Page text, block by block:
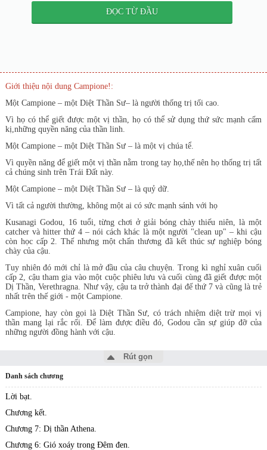
ĐỌC TỪ ĐẦU
Giới thiệu nội dung Campione!:
Một Campione – một Diệt Thần Sư– là người thống trị tối cao.
Vì họ có thể giết được một vị thần, họ có thể sử dụng thứ sức mạnh cấm
kị,những quyền năng của thần linh.
Một Campione – một Diệt Thần Sư – là một vị chúa tể.
Vì quyền năng để giết một vị thần nằm trong tay họ,thế nên họ thống trị tất
cả chúng sinh trên Trái Đất này.
Một Campione – một Diệt Thần Sư – là quỷ dữ.
Vì tất cả người thường, không một ai có sức mạnh sánh với họ
Kusanagi Godou, 16 tuổi, từng chơi ở giải bóng chày thiếu niên, là một
catcher và hitter thứ 4 – nói cách khác là một người "clean up" – khi cậu
còn học cấp 2. Thế nhưng một chấn thương đã kết thúc sự nghiệp bóng
chày của cậu.
Tuy nhiên đó mới chỉ là mở đầu của câu chuyện. Trong kì nghỉ xuân cuối
cấp 2, cậu tham gia vào một cuộc phiêu lưu và cuối cùng đã giết được một
Dị Thần, Verethragna. Như vậy, cậu ta trở thành đại đế thứ 7 và cũng là trẻ
nhất trên thế giới - một Campione.
Campione, hay còn gọi là Diệt Thần Sư, có trách nhiệm diệt trừ mọi vị
thần mang lại rắc rối. Để làm được điều đó, Godou cần sự giúp đỡ của
những người đồng hành với cậu.
Rút gọn
Danh sách chương
Lời bạt.
Chương kết.
Chương 7: Dị thần Athena.
Chương 6: Gió xoáy trong Đêm đen.